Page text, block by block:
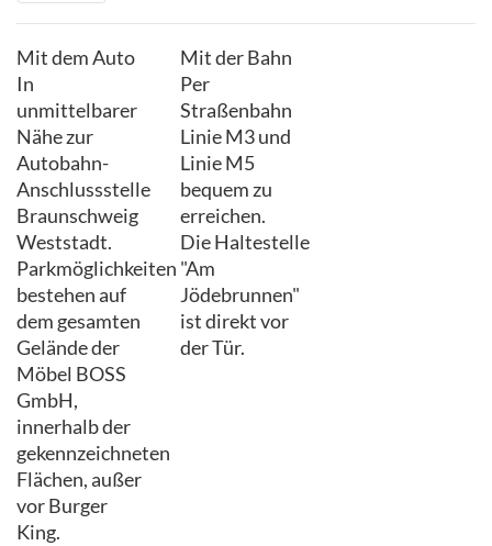
Mit dem Auto
In
unmittelbarer
Nähe zur
Autobahn-
Anschlussstelle
Braunschweig
Weststadt.
Parkmöglichkeiten
bestehen auf
dem gesamten
Gelände der
Möbel BOSS
GmbH,
innerhalb der
gekennzeichneten
Flächen, außer
vor Burger
King.
Mit der Bahn
Per
Straßenbahn
Linie M3 und
Linie M5
bequem zu
erreichen.
Die Haltestelle
"Am
Jödebrunnen"
ist direkt vor
der Tür.